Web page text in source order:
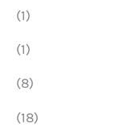
(1)
(1)
(8)
(18)